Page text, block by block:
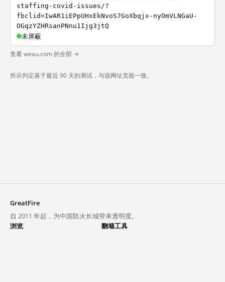
staffing-covid-issues/?
fbclid=IwAR1iEPpUHxEkNvoS7GoXbqjx-nyOmVLNGaU-
OGqzYZHRsanPNnu1Ijg3jtQ
未屏蔽
查看 weau.com 的全部 →
所示判定基于最近 90 天的测试，与该网址页面一致。
GreatFire
自 2011 年起，为中国防火长城带来透明度。
浏览
翻墙工具